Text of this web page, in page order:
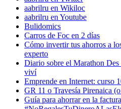
aabrilru en Wikiloc
aabrilru en Youtube
Bulidomics
Carros de Foc en 2 días
Cómo invertir tus ahorros a
experto
Diario sobre el Marathon
viví
Emprende en Internet: curso
GR 11 o Travesía Pirenaica
Guía para ahorrar en la